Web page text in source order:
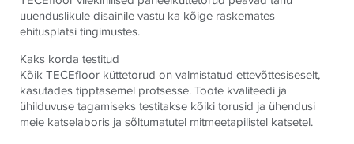
uuenduslikule disainile vastu ka kõige raskemates
ehitusplatsi tingimustes.
Kaks korda testitud
Kõik TECEfloor küttetorud on valmistatud ettevõttesiseselt,
kasutades tipptasemel protsesse. Toote kvaliteedi ja
ühilduvuse tagamiseks testitakse kõiki torusid ja ühendusi
meie katselaboris ja sõltumatutel mitmeetapilistel katsetel.